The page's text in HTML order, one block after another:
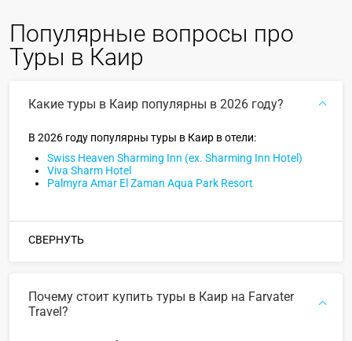
Популярные вопросы про
Туры в Каир
Какие туры в Каир популярны в 2026 году?
В 2026 году популярны туры в Каир в отели:
Swiss Heaven Sharming Inn (ex. Sharming Inn Hotel)
Viva Sharm Hotel
Palmyra Amar El Zaman Aqua Park Resort
СВЕРНУТЬ
Почему стоит купить туры в Каир на Farvater
Travel?